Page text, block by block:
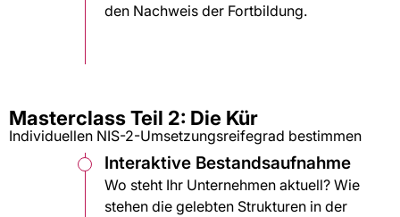
den Nachweis der Fortbildung.
Masterclass Teil 2: Die Kür
Individuellen NIS-2-Umsetzungsreifegrad bestimmen
Interaktive Bestandsaufnahme
Wo steht Ihr Unternehmen aktuell? Wie
stehen die gelebten Strukturen in der